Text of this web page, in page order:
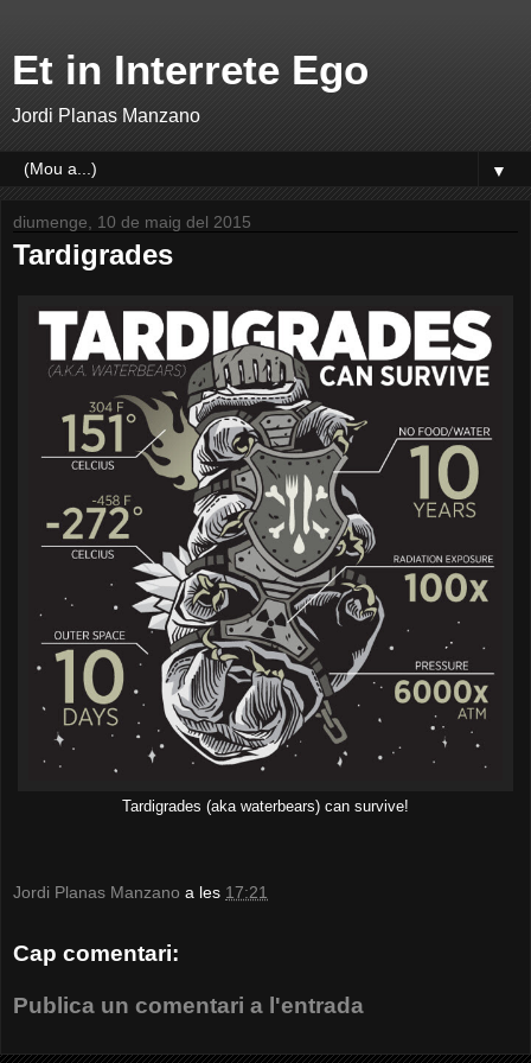
Et in Interrete Ego
Jordi Planas Manzano
▼
diumenge, 10 de maig del 2015
Tardigrades
Tardigrades (aka waterbears) can survive!
Jordi Planas Manzano a les 17:21
Cap comentari:
Publica un comentari a l'entrada